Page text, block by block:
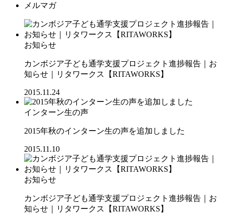
メルマガ
お知らせ
カンボジア子ども通学支援プロジェクト進捗報告｜お
知らせ｜リタワークス【RITAWORKS】
2015.11.24
インターン生の声
2015年秋のインターン生の声を追加しました
2015.11.10
お知らせ
カンボジア子ども通学支援プロジェクト進捗報告｜お
知らせ｜リタワークス【RITAWORKS】